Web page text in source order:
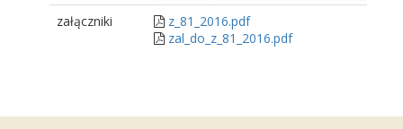
załączniki
z_81_2016.pdf
zal_do_z_81_2016.pdf